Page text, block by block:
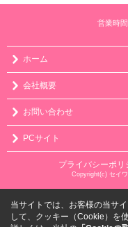
営業時
ホーム
会社概要
お問い合わせ
PCサイト
プライバシーポリ
Copyright(c) セイ
当サイトでは、お客様の当サ
して、クッキー（Cookie）を